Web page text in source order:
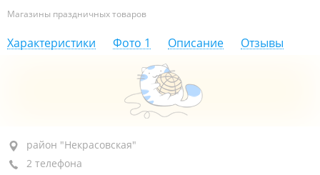
Магазины праздничных товаров
Характеристики Фото 1 Описание Отзывы
район "Некрасовская", ул. Некрасовская, 49А
ТДЦ "Море", 1-й этаж
район "Некрасовская"
2 телефона